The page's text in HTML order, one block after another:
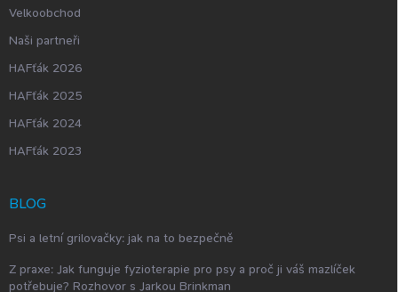
Velkoobchod
Naši partneři
HAFťák 2026
HAFťák 2025
HAFťák 2024
HAFťák 2023
BLOG
Psi a letní grilovačky: jak na to bezpečně
Z praxe: Jak funguje fyzioterapie pro psy a proč ji váš mazlíček
potřebuje? Rozhovor s Jarkou Brinkman